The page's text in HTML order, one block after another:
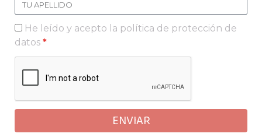
He leído y acepto la política de protección de
datos *
ENVIAR